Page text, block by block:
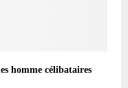
homme célibataires